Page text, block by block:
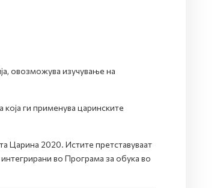
овозможува изучување на
ги применува царинските
Царина 2020. Истите претставуваат
во Програма за обука во